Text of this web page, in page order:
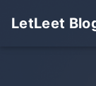
LetLeet